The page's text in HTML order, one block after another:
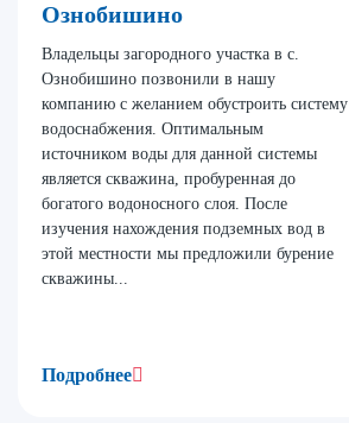
Ознобишино
Владельцы загородного участка в с.
Ознобишино позвонили в нашу
компанию с желанием обустроить систему
водоснабжения. Оптимальным
источником воды для данной системы
является скважина, пробуренная до
богатого водоносного слоя. После
изучения нахождения подземных вод в
этой местности мы предложили бурение
скважины...
Подробнее